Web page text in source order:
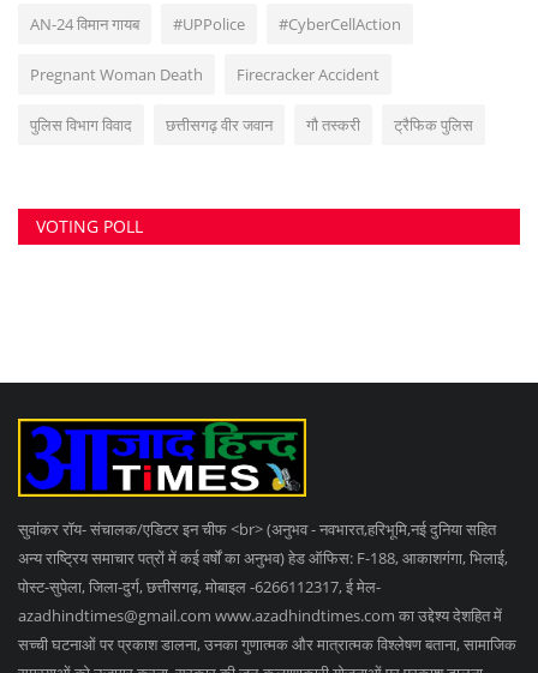
AN-24 विमान गायब #UPPolice #CyberCellAction
Pregnant Woman Death Firecracker Accident
पुलिस विभाग विवाद छत्तीसगढ़ वीर जवान गौ तस्करी ट्रैफिक पुलिस
VOTING POLL
सुवांकर रॉय- संचालक/एडिटर इन चीफ <br> (अनुभव - नवभारत,हरिभूमि,नई दुनिया सहित
अन्य राष्ट्रिय समाचार पत्रों में कई वर्षों का अनुभव) हेड ऑफिस: F-188, आकाशगंगा, भिलाई,
पोस्ट-सुपेला, जिला-दुर्ग, छत्तीसगढ़, मोबाइल -6266112317, ई मेल-
azadhindtimes@gmail.com www.azadhindtimes.com का उद्देश्य देशहित में
सच्ची घटनाओं पर प्रकाश डालना, उनका गुणात्मक और मात्रात्मक विश्लेषण बताना, सामाजिक